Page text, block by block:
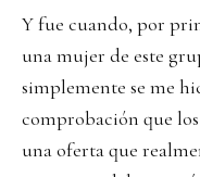
Y fue cuando, por
una mujer de este
simplemente se me
comprobación que
una oferta que